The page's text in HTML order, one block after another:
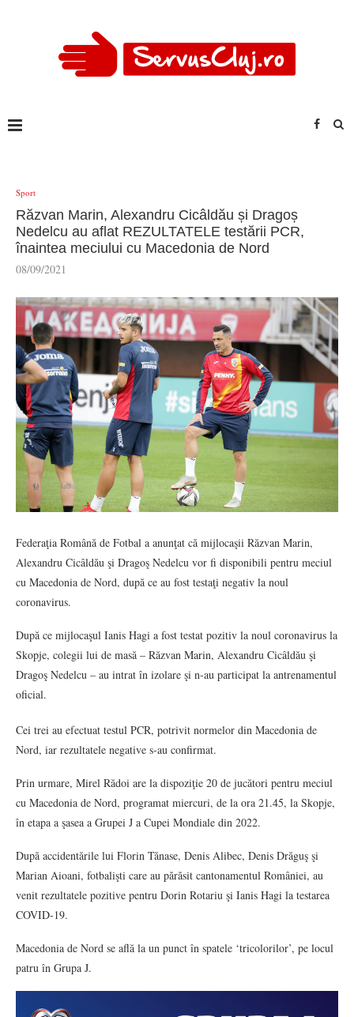
Sport
Răzvan Marin, Alexandru Cicâldău și Dragoș
Nedelcu au aflat REZULTATELE testării PCR,
înaintea meciului cu Macedonia de Nord
08/09/2021
Federaţia Română de Fotbal a anunţat că mijlocaşii Răzvan Marin,
Alexandru Cicâldău şi Dragoş Nedelcu vor fi disponibili pentru meciul
cu Macedonia de Nord, după ce au fost testaţi negativ la noul
coronavirus.
După ce mijlocaşul Ianis Hagi a fost testat pozitiv la noul coronavirus la
Skopje, colegii lui de masă – Răzvan Marin, Alexandru Cicâldău şi
Dragoş Nedelcu – au intrat în izolare şi n-au participat la antrenamentul
oficial.
Cei trei au efectuat testul PCR, potrivit normelor din Macedonia de
Nord, iar rezultatele negative s-au confirmat.
Prin urmare, Mirel Rădoi are la dispoziţie 20 de jucători pentru meciul
cu Macedonia de Nord, programat miercuri, de la ora 21.45, la Skopje,
în etapa a şasea a Grupei J a Cupei Mondiale din 2022.
După accidentările lui Florin Tănase, Denis Alibec, Denis Drăguş şi
Marian Aioani, fotbalişti care au părăsit cantonamentul României, au
venit rezultatele pozitive pentru Dorin Rotariu şi Ianis Hagi la testarea
COVID-19.
Macedonia de Nord se află la un punct în spatele ‘tricolorilor’, pe locul
patru în Grupa J.